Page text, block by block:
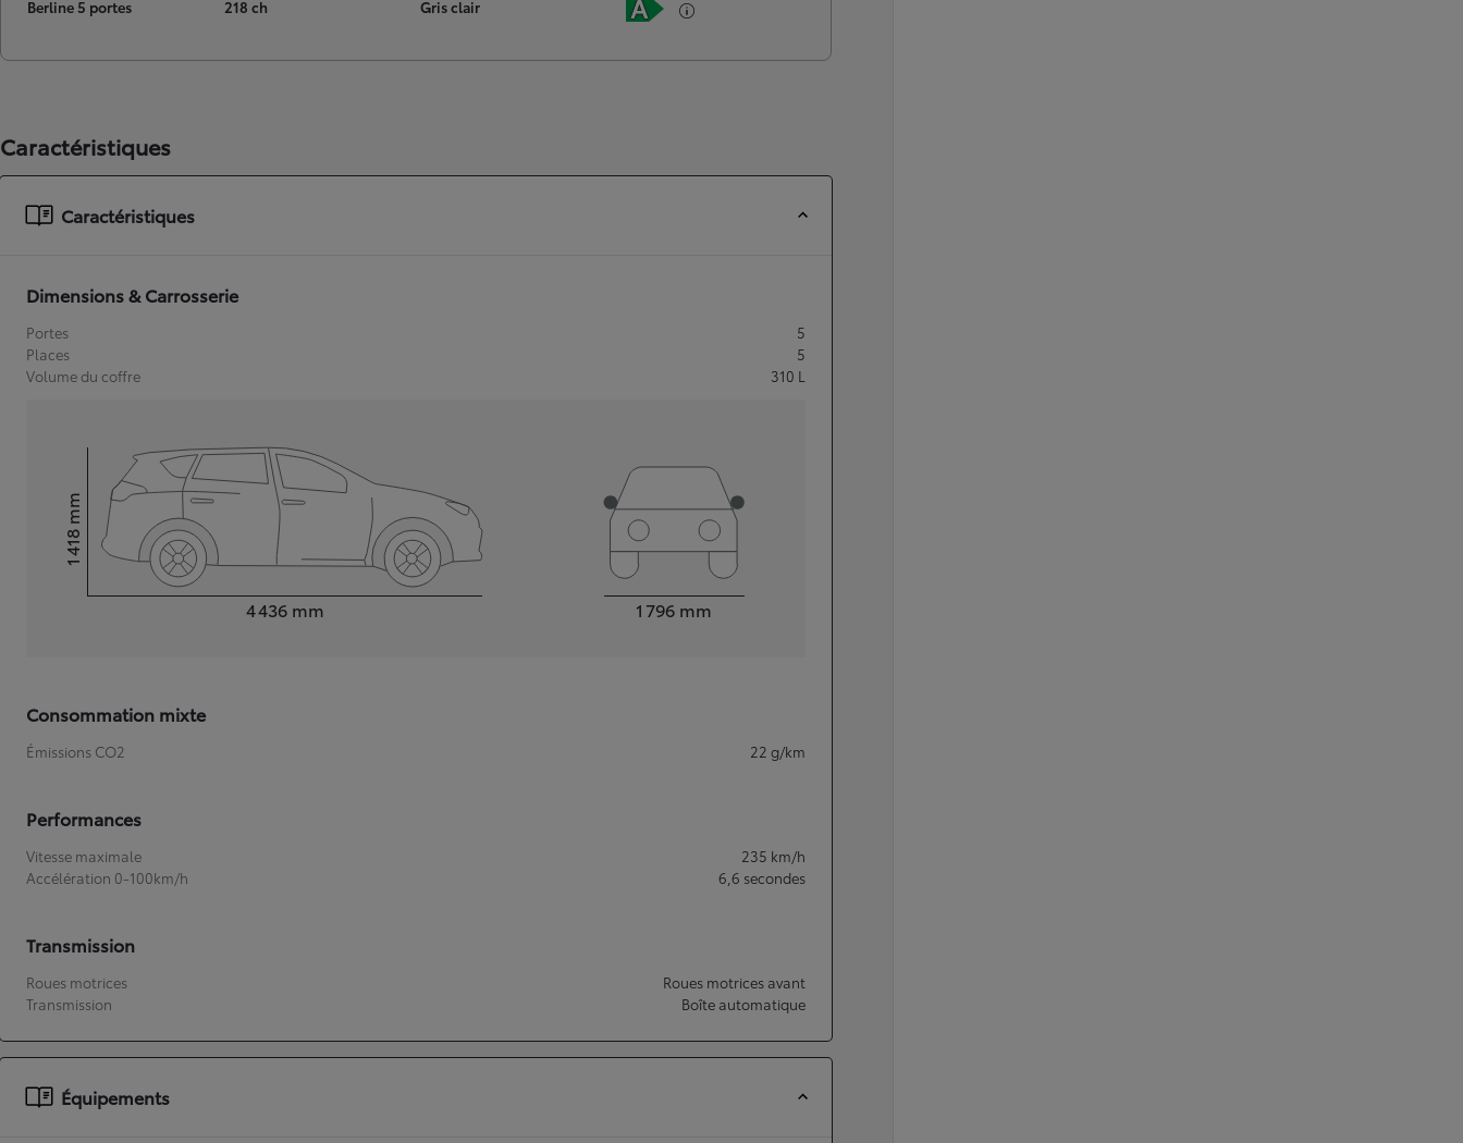
À partir de 19 700 €
Nouvelle Yaris Cross
HYBRIDE
Berline 5 portes
218 ch
Gris clair
Caractéristiques
Caractéristiques
Dimensions & Carrosserie
Portes
5
Places
5
Volume du coffre
310 L
4 436 mm
Hauteur1 418
mm
1 796 mm
Consommation mixte
Émissions CO2 22 g/km
Performances
Vitesse maximale 235 km/h
Accélération 0-100km/h
6,6 secondes
Transmission
Roues motrices
Roues motrices avant
Transmission
Boîte automatique
Équipements